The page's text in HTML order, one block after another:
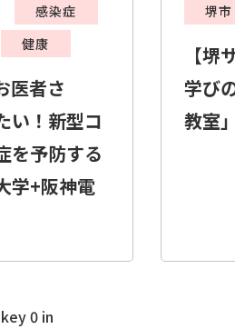
感染症
健康
医者さ
い！新型コ
を予防する
学+阪神電
堺市
【堺
学び
教室
0 in